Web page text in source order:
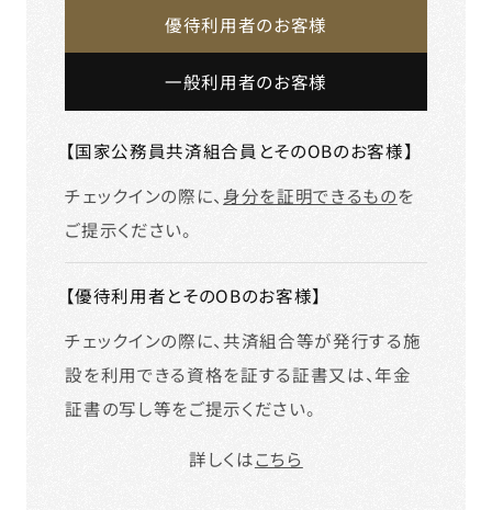
優待利用者のお客様
一般利用者のお客様
【国家公務員共済組合員とそのOBのお客様】
チェックインの際に、身分を証明できるものを
ご提示ください。
【優待利用者とそのOBのお客様】
チェックインの際に、共済組合等が発行する施
設を利用できる資格を証する証書又は、年金
証書の写し等をご提示ください。
詳しくはこちら